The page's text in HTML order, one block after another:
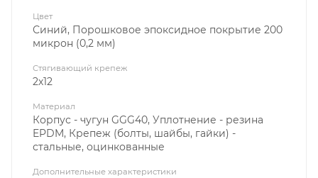
Цвет
Синий, Порошковое эпоксидное покрытие 200
микрон (0,2 мм)
Стягивающий крепеж
2х12
Материал
Корпус - чугун GGG40, Уплотнение - резина
EPDM, Крепеж (болты, шайбы, гайки) -
стальные, оцинкованные
Дополнительные характеристики